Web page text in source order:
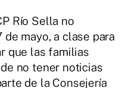
Río Sella no
mayo, a clase para
que las familias
no tener noticias
de la Consejería